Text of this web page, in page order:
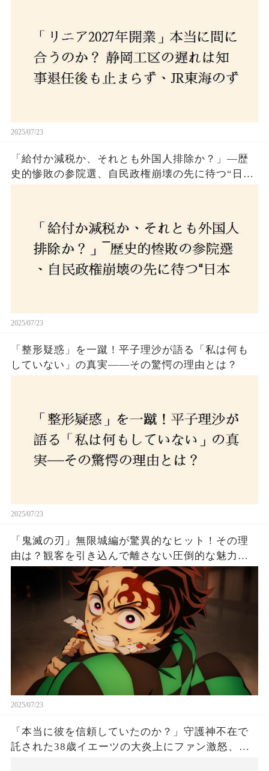
2025/07/23
「給付か減税か、それとも外国人排除か？」―歴
史的惨敗の参院選、自民政権崩壊の先に待つ“日本
2025/07/23
「整形疑惑」を一蹴！平子理沙が語る「私は何も
していない」の真実——その驚愕の理由とは？
2025/07/23
「鬼滅の刃」無限城編が驚異的なヒット！その理
由は？観客を引き込んで離さない圧倒的な魅力と
2025/07/23
「本当に彼を信頼していたのか？」守護神不在で
託された38歳イエーツの大炎上にファン激怒、ド